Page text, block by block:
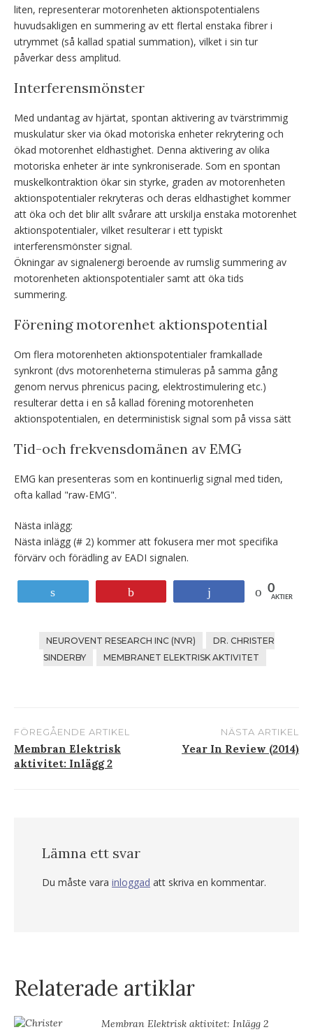
liten, representerar motorenheten aktionspotentialens
huvudsakligen en summering av ett flertal enstaka fibrer i
utrymmet (så kallad spatial summation), vilket i sin tur
påverkar dess amplitud.
Interferensmönster
Med undantag av hjärtat, spontan aktivering av tvärstrimmig
muskulatur sker via ökad motoriska enheter rekrytering och
ökad motorenhet eldhastighet. Denna aktivering av olika
motoriska enheter är inte synkroniserade. Som en spontan
muskelkontraktion ökar sin styrke, graden av motorenheten
aktionspotentialer rekryteras och deras eldhastighet kommer
att öka och det blir allt svårare att urskilja enstaka motorenhet
aktionspotentialer, vilket resulterar i ett typiskt
interferensmönster signal.
Ökningar av signalenergi beroende av rumslig summering av
motorenheten aktionspotentialer samt att öka tids
summering.
Förening motorenhet aktionspotential
Om flera motorenheten aktionspotentialer framkallade
synkront (dvs motorenheterna stimuleras på samma gång
genom nervus phrenicus pacing, elektrostimulering etc.)
resulterar detta i en så kallad förening motorenheten
aktionspotentialen, en deterministisk signal som på vissa sätt
Tid-och frekvensdomänen av EMG
EMG kan presenteras som en kontinuerlig signal med tiden,
ofta kallad "raw-EMG".
Nästa inlägg:
Nästa inlägg (# 2) kommer att fokusera mer mot specifika
förvärv och förädling av EADI signalen.
0
AKTIER
NEUROVENT RESEARCH INC (NVR)
DR. CHRISTER
SINDERBY
MEMBRANET ELEKTRISK AKTIVITET
Inlägg
navigering
FÖREGÅENDE ARTIKEL
Membran Elektrisk
aktivitet: Inlägg 2
NÄSTA ARTIKEL
Year In Review (2014)
Lämna ett svar
Du måste vara inloggad att skriva en kommentar.
Relaterade artiklar
Membran Elektrisk aktivitet: Inlägg 2